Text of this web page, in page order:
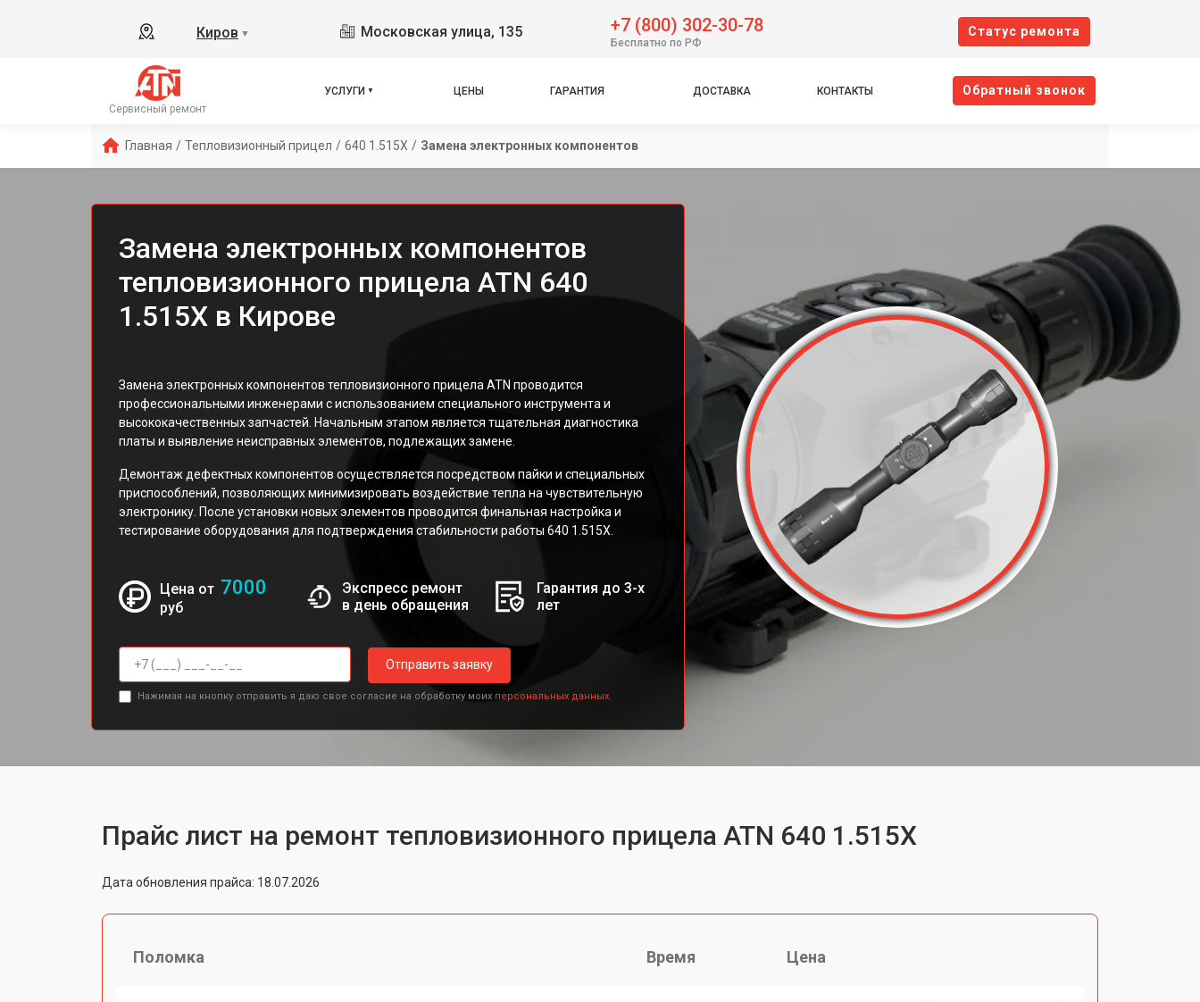
Киров ▼ Московская улица, 135 +7 (800) 302-30-78
Бесплатно по РФ
Cтатус ремонта
Сервисный ремонт
УСЛУГИ ЦЕНЫ ГАРАНТИЯ ДОСТАВКА КОНТАКТЫ Oбратный звонок
Главная / Тепловизионный прицел / 640 1.515X / Замена электронных компонентов
Замена электронных компонентов
тепловизионного прицела ATN 640
1.515X в Кирове
Замена электронных компонентов тепловизионного прицела ATN проводится
профессиональными инженерами с использованием специального инструмента и
высококачественных запчастей. Начальным этапом является тщательная диагностика
платы и выявление неисправных элементов, подлежащих замене.
Демонтаж дефектных компонентов осуществляется посредством пайки и специальных
приспособлений, позволяющих минимизировать воздействие тепла на чувствительную
электронику. После установки новых элементов проводится финальная настройка и
тестирование оборудования для подтверждения стабильности работы 640 1.515X.
Цена от 7000
руб
Экспресс ремонт
в день обращения
Гарантия до 3-х
лет
Отправить заявку
Нажимая на кнопку отправить я даю свое согласие на обработку моих персональных данных.
Прайс лист на ремонт тепловизионного прицела ATN 640 1.515X
Дата обновления прайса: 18.07.2026
Поломка Время Цена